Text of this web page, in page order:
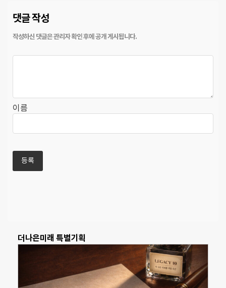
댓글 작성
이름
더나은미래 특별기획